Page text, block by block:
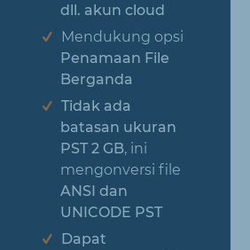
dll. akun cloud
Mendukung opsi
Penamaan File
Berganda
Tidak ada
batasan ukuran
PST 2 GB, ini
mengonversi file
ANSI dan
UNICODE PST
Dapat